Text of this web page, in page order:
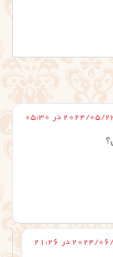
05/23 در 05:30
06/05 در 21:26